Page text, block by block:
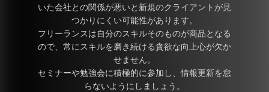
いた会社との関係が悪いと新規のクライアントが見
つかりにくい可能性があります。
フリーランスは自分のスキルそのものが商品となる
ので、常にスキルを磨き続ける貪欲な向上心が欠か
せません。
セミナーや勉強会に積極的に参加し、情報更新を怠
らないようにしましょう。